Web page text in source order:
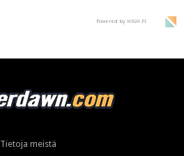
Powered by HIGH.FI
Tietoja meistä